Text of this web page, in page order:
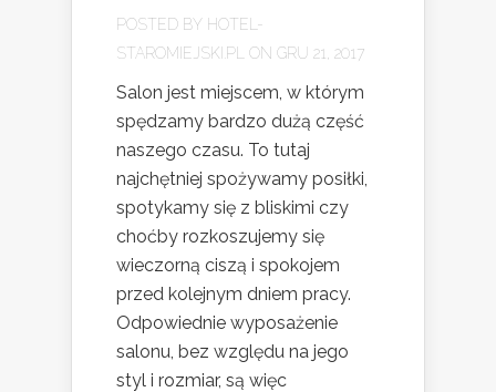
POSTED BY HOTEL-
STAROMIEJSKI.PL
ON GRU 21, 2017
Salon jest miejscem, w którym
spędzamy bardzo dużą część
naszego czasu. To tutaj
najchętniej spożywamy posiłki,
spotykamy się z bliskimi czy
choćby rozkoszujemy się
wieczorną ciszą i spokojem
przed kolejnym dniem pracy.
Odpowiednie wyposażenie
salonu, bez względu na jego
styl i rozmiar, są więc